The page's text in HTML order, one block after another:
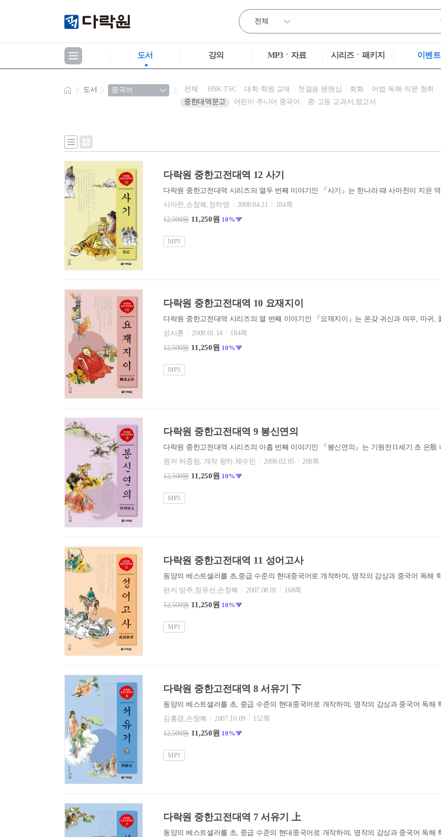
도서 강의 MP3ㆍ자료 시리즈ㆍ패키지 이벤트
도서 전체 HSK·TSC 대학·학원 교재 첫걸음·펜맨십 회화 어법·독해·작문·청취
중한대역문고
어린이·주니어 중국어 중·고등 교과서,참고서
다락원 중한고전대역 12 사기
사마천,손창복,정하영
2008.04.21
184쪽
12,500원 11,250원 10%
MP3
다락원 중한고전대역 10 요재지이
성시훈
2008.01.14
184쪽
12,500원 11,250원 10%
MP3
다락원 중한고전대역 9 봉신연의
원저 허중림, 개작 왕하,채수민
2008.02.05
208쪽
12,500원 11,250원 10%
MP3
다락원 중한고전대역 11 성어고사
편저 방주,정유선,손창복
2007.08.01
168쪽
12,500원 11,250원 10%
MP3
다락원 중한고전대역 8 서유기 下
김홍겸,손창복
2007.10.09
152쪽
12,500원 11,250원 10%
MP3
다락원 중한고전대역 7 서유기 上